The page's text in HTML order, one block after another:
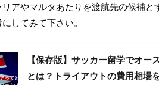
アやマルタあたりを渡航先の候補
してみて下さい。
【保存版】サッカー留学でオー
とは？トライアウトの費用相場